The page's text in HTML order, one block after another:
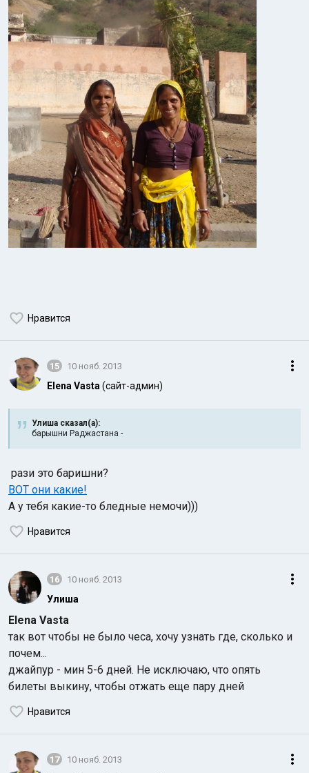
Нравится
15 10 нояб. 2013
Elena Vasta (сайт-админ)
Улиша сказал(а):
барышни Раджастана -
рази это баришни?
ВОТ они какие!
А у тебя какие-то бледные немочи)))
Нравится
16 10 нояб. 2013
Улиша
Elena Vasta
так вот чтобы не было чеса, хочу узнать где, сколько и
почем...
джайпур - мин 5-6 дней. Не исключаю, что опять
билеты выкину, чтобы отжать еще пару дней
Нравится
17 10 нояб. 2013